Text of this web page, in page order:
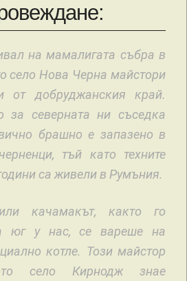
на мамалигата събра в
село Нова Черна майстори
от добруджанския край.
за северната ни съседка
брашно е запазено в
тъй като техните
са живели в Румъния.
качамакът, както го
юг у нас, се вареше на
котле. Този майстор
село Кирнодж знае